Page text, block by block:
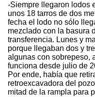
-Siempre llegaron lodos
unos 18 tarros de dos
fecha el lodo no sólo
mezclado con la basura
transferencia. Lunes y
porque llegaban dos y
algunas con sobrepeso,
funciona desde julio de
Por ende, había que
retroexcavadora del
mitad de la rampla para